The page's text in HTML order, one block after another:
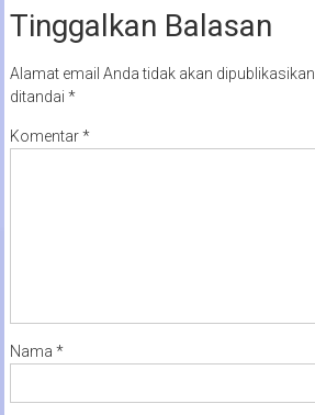
Tinggalkan Balasan
Alamat email Anda tidak akan dipublikasikan.
ditandai *
Komentar*
Nama *